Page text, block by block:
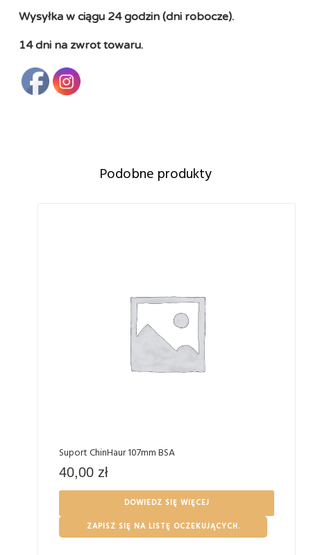
Wysyłka w ciągu 24 godzin (dni robocze).
14 dni na zwrot towaru.
Podobne produkty
Suport ChinHaur 107mm BSA
40,00 zł
DOWIEDZ SIĘ WIĘCEJ
ZAPISZ SIĘ NA LISTĘ OCZEKUJĄCYCH.